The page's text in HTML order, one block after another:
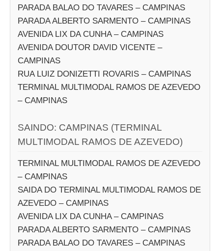
PARADA BALAO DO TAVARES – CAMPINAS
PARADA ALBERTO SARMENTO – CAMPINAS
AVENIDA LIX DA CUNHA – CAMPINAS
AVENIDA DOUTOR DAVID VICENTE –
CAMPINAS
RUA LUIZ DONIZETTI ROVARIS – CAMPINAS
TERMINAL MULTIMODAL RAMOS DE AZEVEDO
– CAMPINAS
SAINDO: CAMPINAS (TERMINAL
MULTIMODAL RAMOS DE AZEVEDO)
TERMINAL MULTIMODAL RAMOS DE AZEVEDO
– CAMPINAS
SAIDA DO TERMINAL MULTIMODAL RAMOS DE
AZEVEDO – CAMPINAS
AVENIDA LIX DA CUNHA – CAMPINAS
PARADA ALBERTO SARMENTO – CAMPINAS
PARADA BALAO DO TAVARES – CAMPINAS